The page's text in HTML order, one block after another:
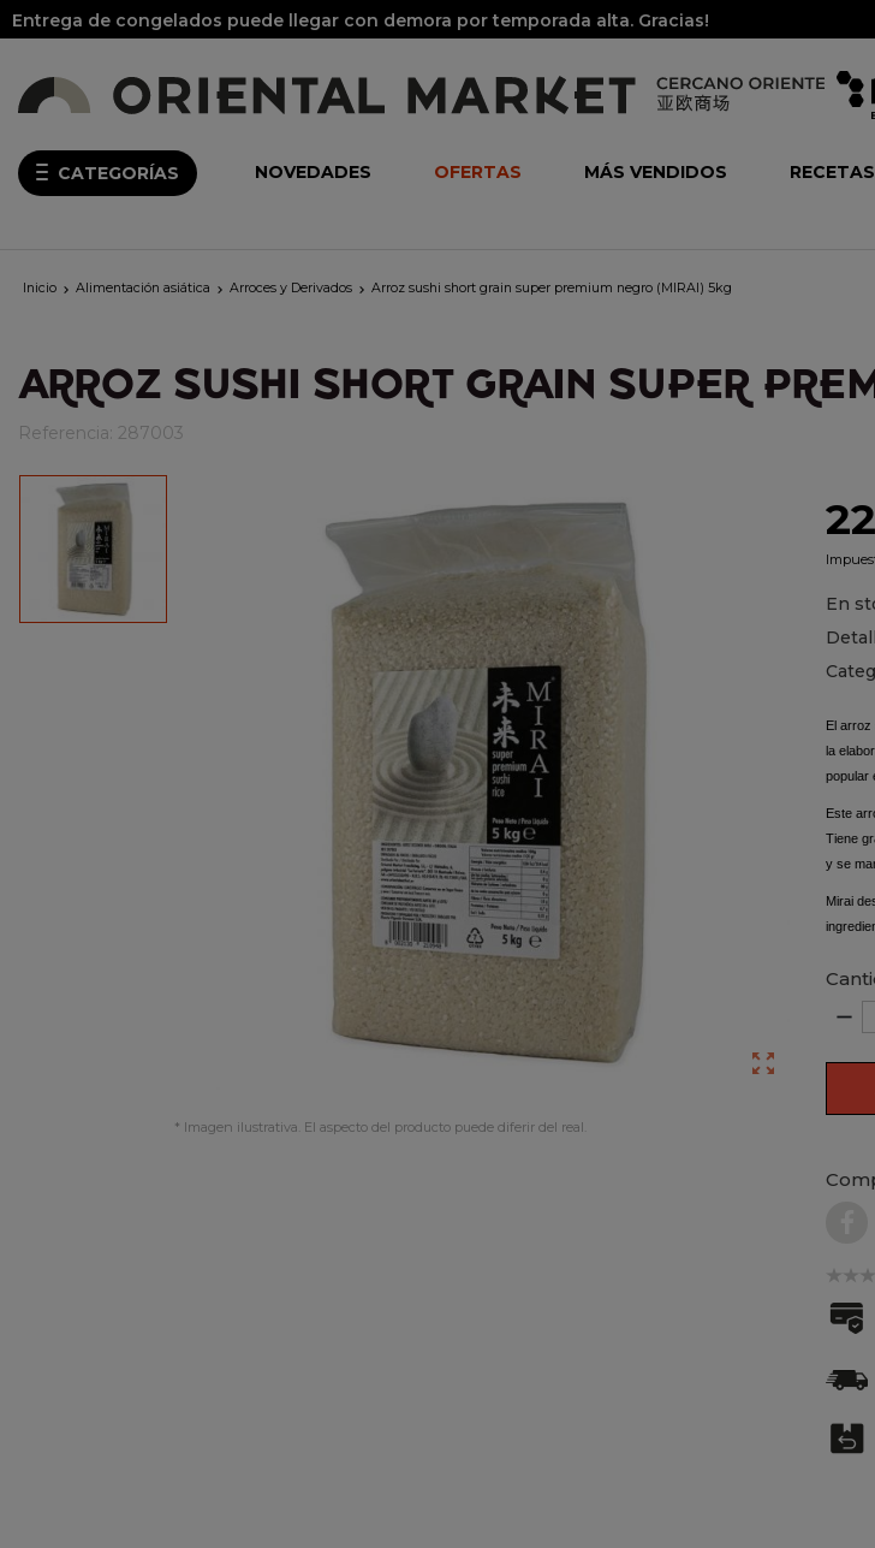
Entrega de congelados puede llegar con demora por temporada alta. Gracias!
CATEGORÍAS NOVEDADES OFERTAS MÁS VENDIDOS RECETAS
Inicio  Alimentación asiática  Arroces y Derivados  Arroz sushi short grain super premium negro (MIRAI) 5kg
ARROZ SUSHI SHORT GRAIN SUPER
Referencia: 287003

* Imagen ilustrativa. El aspecto del producto puede diferir del real.
En
El
la
popular
Este
Tiene
y se
Mirai
remove